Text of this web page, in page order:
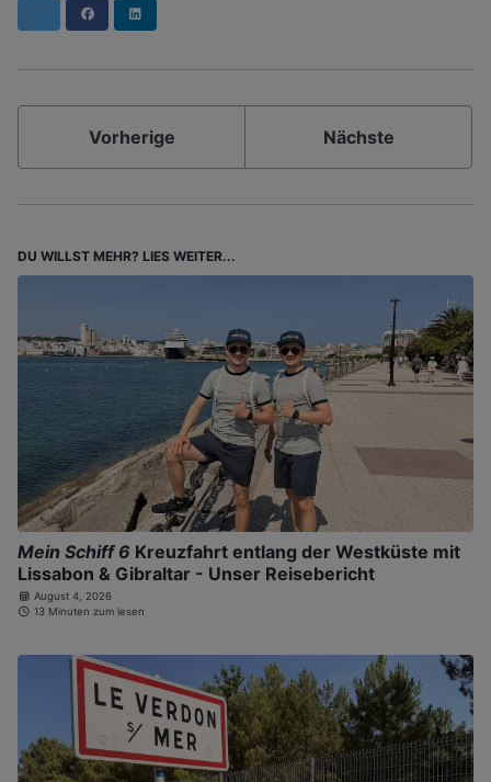
Facebook
Vorherige Nächste
DU WILLST MEHR? LIES WEITER...
Mein Schiff 6 Kreuzfahrt entlang der Westküste mit
Lissabon & Gibraltar - Unser Reisebericht
August 4, 2026
13 Minuten zum lesen